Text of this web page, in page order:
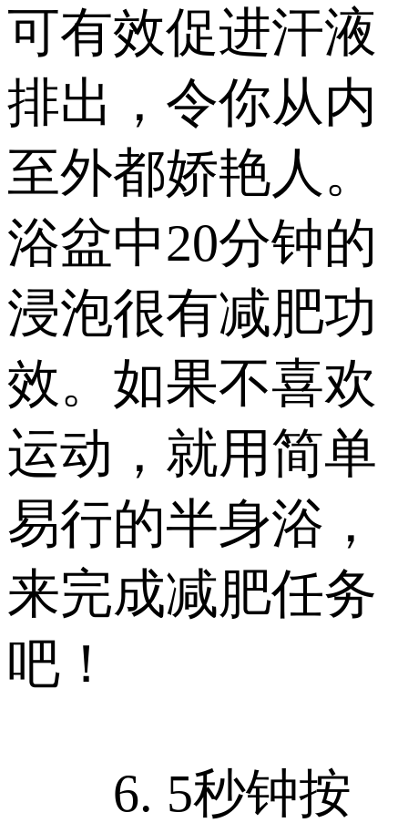
可有效促进汗液
排出，令你从内
至外都娇艳人。
浴盆中20分钟的
浸泡很有减肥功
效。如果不喜欢
运动，就用简单
易行的半身浴，
来完成减肥任务
吧！
6. 5秒钟按